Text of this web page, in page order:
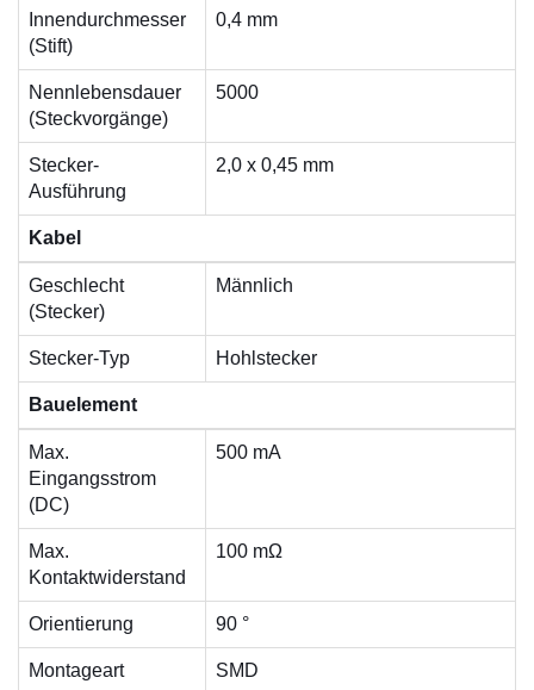
Innendurchmesser
(Stift)
0,4 mm
Nennlebensdauer
(Steckvorgänge)
5000
Stecker-
Ausführung
2,0 x 0,45 mm
Kabel
Geschlecht
(Stecker)
Männlich
Stecker-Typ Hohlstecker
Bauelement
Max.
Eingangsstrom
(DC)
500 mA
Max.
Kontaktwiderstand
100 mΩ
Orientierung 90 °
Montageart SMD